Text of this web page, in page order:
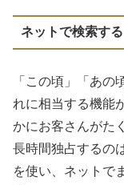
ネットで検索する
「この頃」「あ
れに相当する機能
かにお客さんがた
長時間独占するの
を使い、ネットで